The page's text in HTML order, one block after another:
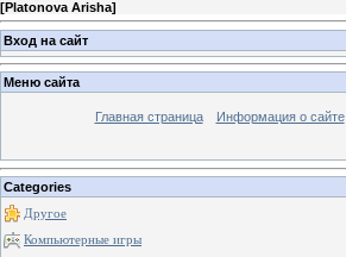
[Platonova Arisha]
Вход на сайт
Меню сайта
Главная страница Информация о сайте
Categories
Другое
Компьютерные игры